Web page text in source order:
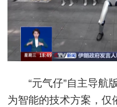
“元气仔”自主导航
为智能的技术方案，仅